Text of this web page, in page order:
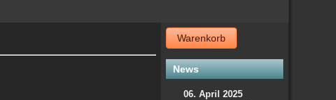
Warenkorb
News
06. April 2025